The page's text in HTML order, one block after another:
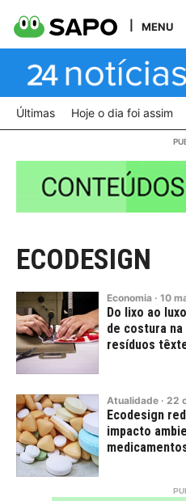
MENU
Últimas Hoje o dia foi assim
ECODESIGN
Economia · 10
Do lixo ao
de costura
resíduos
Atualidade · 22
Ecodesign
impacto